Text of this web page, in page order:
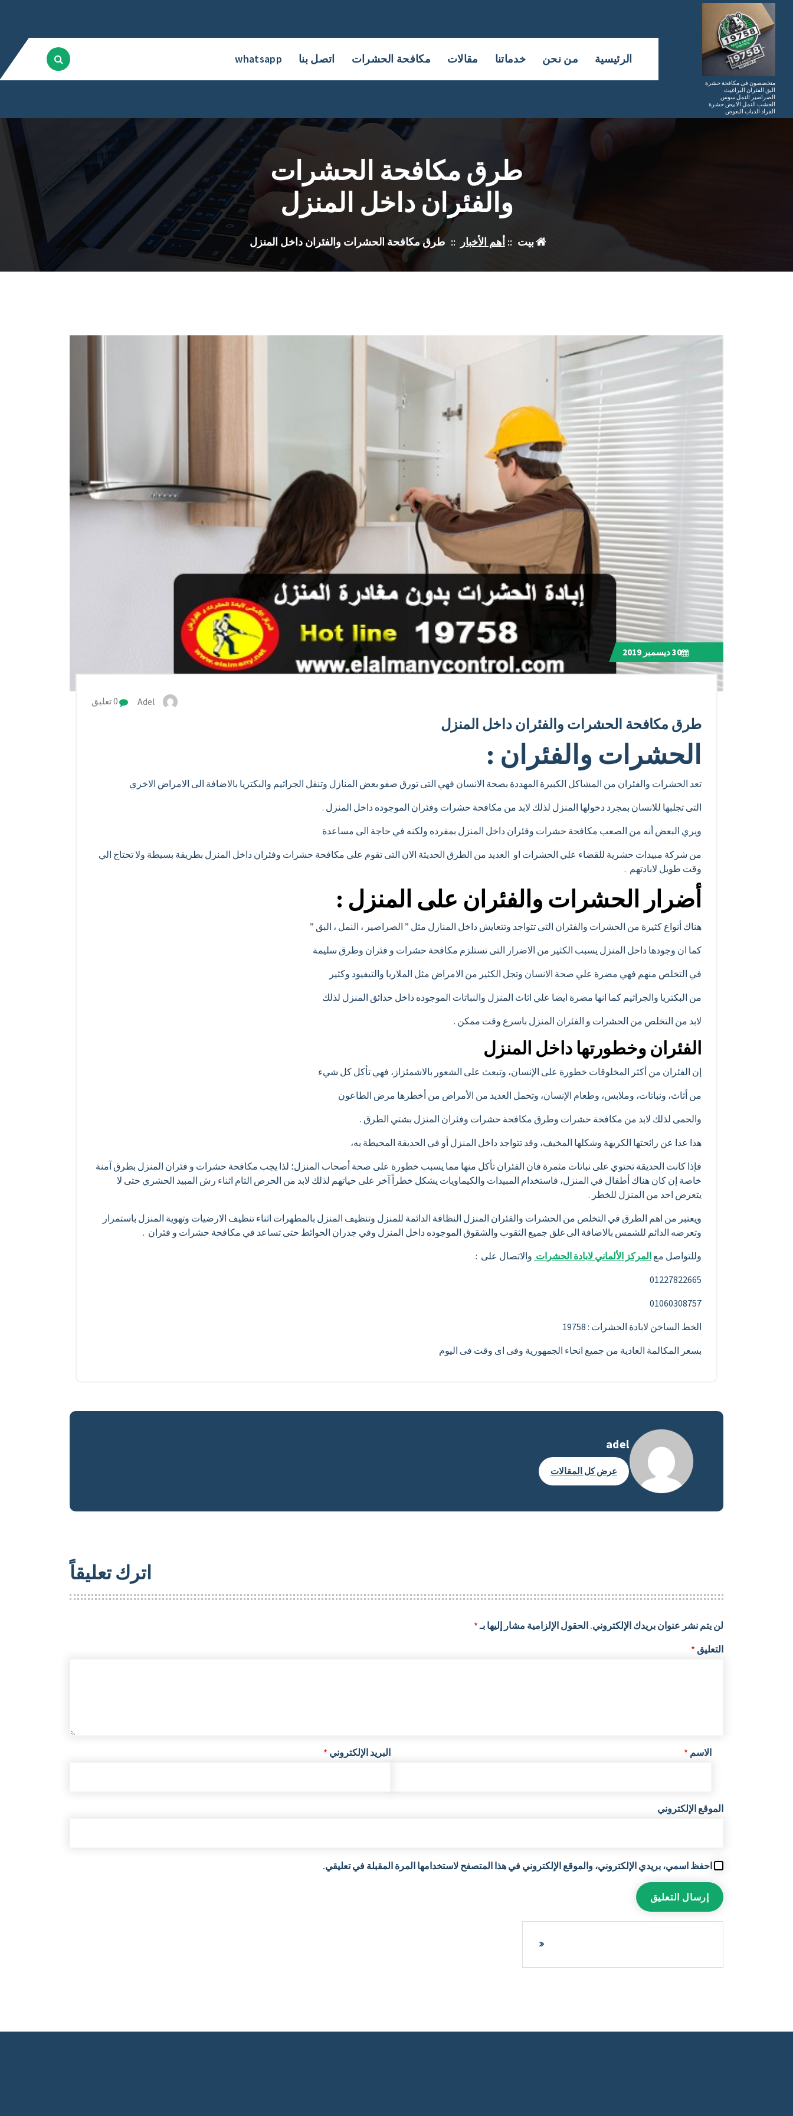
التجاوز
المحتوى
متخصصون فى مكافحة حشرة
البق الفئران البراغيث
الصراصير النمل سوس
الخشب النمل الابيض حشرة
القراد الذباب البعوض
الرئيسية من نحن خدماتنا مقالات مكافحة الحشرات اتصل بنا whatsapp
طرق مكافحة الحشرات
والفئران داخل المنزل
بيت ::أهم الأخبار :: طرق مكافحة الحشرات والفئران داخل المنزل
30ديسمبر 2019
Adel
طرق مكافحة الحشرات والفئران داخل المنزل
الحشرات والفئران :
تعد الحشرات والفئران من المشاكل الكبيرة المهددة بصحة الانسان فهي التى تورق صفو بعض المنازل وتنقل الجراثيم والبكتريا بالاضافة الى الامراض الاخري
التى تجلبها للانسان بمجرد دخولها المنزل لذلك لابد من مكافحة حشرات وفئران الموجوده داخل المنزل .
ويري البعض أنه من الصعب مكافحة حشرات وفئران داخل المنزل بمفرده ولكنه في حاجة الى مساعدة
من شركة مبيدات حشرية للقضاء علي الحشرات او العديد من الطرق الحديثة الان التى تقوم علي مكافحة حشرات وفئران داخل المنزل بطريقة بسيطة ولا تحتاج الي
وقت طويل لابادتهم .
أضرار الحشرات والفئران على المنزل :
هناك أنواع كثيرة من الحشرات والفئران التى تتواجد وتتعايش داخل المنازل مثل ” الصراصير ، النمل ، البق ”
كما ان وجودها داخل المنزل يسبب الكثير من الاضرار التى تستلزم مكافحة حشرات و فئران وطرق سليمة
في التخلص منهم فهي مضرة علي صحة الانسان وتجل الكثير من الامراض مثل الملاريا والتيفيود وكثير
من البكتريا والجراثيم كما انها مضرة ايضا علي اثاث المنزل والنباتات الموجوده داخل حدائق المنزل لذلك
لابد من التخلص من الحشرات و الفئران المنزل باسرع وقت ممكن .
الفئران وخطورتها داخل المنزل
إن الفئران من أكثر المخلوقات خطورة على الإنسان، وتبعث على الشعور بالاشمئزاز، فهي تأكل كل شيء
من أثاث، ونباتات، وملابس، وطعام الإنسان، وتحمل العديد من الأمراض من أخطرها مرض الطاعون
والحمى لذلك لابد من مكافحة حشرات وطرق مكافحة حشرات وفئران المنزل بشتي الطرق .
هذا عدا عن رائحتها الكريهة وشكلها المخيف، وقد تتواجد داخل المنزل أو في الحديقة المحيطة به،
فإذا كانت الحديقة تحتوي على نباتات مثمرة فان الفئران تأكل منها مما يسبب خطورة على صحة أصحاب المنزل؛ لذا يجب مكافحة حشرات و فئران المنزل بطرق آمنة
خاصة إن كان هناك أطفال في المنزل، فاستخدام المبيدات والكيماويات يشكل خطراً آخر على حياتهم لذلك لابد من الحرص التام اثناء رش المبيد الحشري حتى لا
يتعرض احد من المنزل للخطر .
ويعتبر من اهم الطرق في التخلص من الحشرات والفئران المنزل النظافة الدائمة للمنزل وتنظيف المنزل بالمطهرات اثناء تنظيف الارضيات وتهوية المنزل باستمرار
وتعرضه الدائم للشمس بالاضافة الى غلق جميع الثقوب والشقوق الموجوده داخل المنزل وفي جدران الحوائط حتى تساعد في مكافحة حشرات و فئران .
وللتواصل مع المركز الألماني لابادة الحشرات والاتصال على :
01227822665
01060308757
الخط الساخن لابادة الحشرات : 19758
بسعر المكالمة العادية من جميع انحاء الجمهورية وفى اى وقت فى اليوم
adel
عرض كل المقالات
اترك تعليقاً
لن يتم نشر عنوان بريدك الإلكتروني. الحقول الإلزامية مشار إليها بـ*
التعليق *
الاسم * البريد الإلكتروني *
الموقع الإلكتروني
احفظ اسمي، بريدي الإلكتروني، والموقع الإلكتروني في هذا المتصفح لاستخدامها المرة المقبلة في تعليقي.